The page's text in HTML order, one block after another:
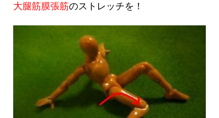
大腿筋膜張筋のストレッチを！